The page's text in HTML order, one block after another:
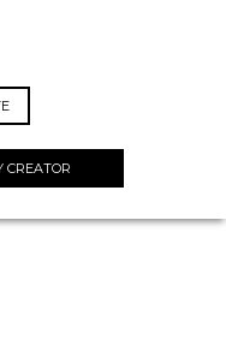
CREATOR